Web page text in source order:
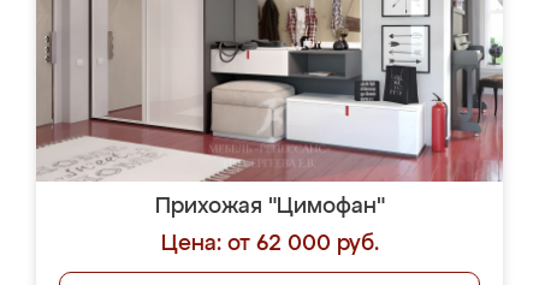
Прихожая "Цимофан"
Цена: от 62 000 руб.